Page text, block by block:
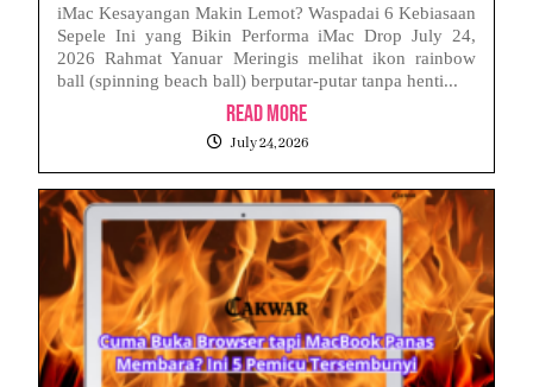
iMac Kesayangan Makin Lemot? Waspadai 6 Kebiasaan
Sepele Ini yang Bikin Performa iMac Drop July 24,
2026 Rahmat Yanuar Meringis melihat ikon rainbow
ball (spinning beach ball) berputar-putar tanpa henti...
Read More
July 24, 2026